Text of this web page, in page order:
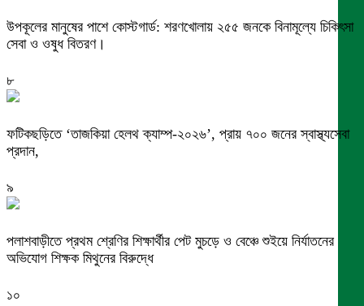
উপকূলের মানুষের পাশে কোস্টগার্ড: শরণখোলায় ২৫৫ জনকে বিনামূল্যে চিকিৎসা
সেবা ও ওষুধ বিতরণ।
৮
ফটিকছড়িতে ‘তাজকিয়া হেলথ ক্যাম্প-২০২৬’, প্রায় ৭০০ জনের স্বাস্থ্যসেবা
প্রদান,
৯
পলাশবাড়ীতে প্রথম শ্রেণির শিক্ষার্থীর পেট মুচড়ে ও বেঞ্চে শুইয়ে নির্যাতনের
অভিযোগ শিক্ষক মিথুনের বিরুদ্ধে
১০